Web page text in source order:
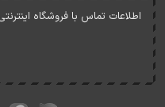
اطلاعات تماس با فروشگاه